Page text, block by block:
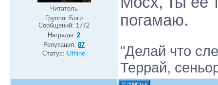
Читатель
Группа: Боги
Сообщений: 1772
Награды: 2
Репутация: 87
Статус:Offline
погамаю.
"Делай что
Террай,